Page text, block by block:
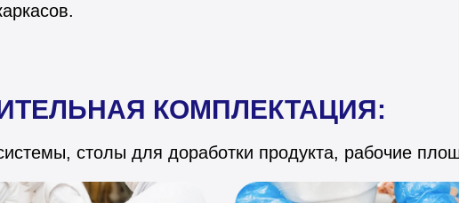
столы для доработки продукта, рабочие
КОМПЛЕКТАЦИЯ: